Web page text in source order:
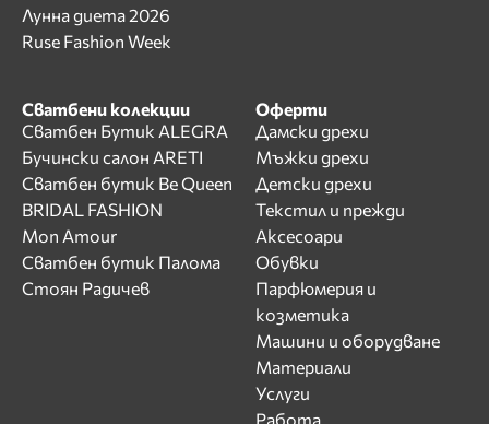
Лунна диета 2026
Ruse Fashion Week
Сватбени колекции
Сватбен Бутик ALEGRA
Бучински салон ARETI
Сватбен бутик Be Queen
BRIDAL FASHION
Mon Amour
Сватбен бутик Палома
Стоян Радичев
Оферти
Дамски дрехи
Мъжки дрехи
Детски дрехи
Текстил и прежди
Аксесоари
Обувки
Парфюмерия и
козметика
Машини и оборудване
Материали
Услуги
Работа